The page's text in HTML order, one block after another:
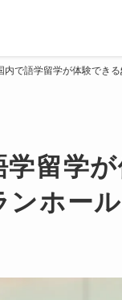
内で語学留学が体験でき
学留学
ンホー